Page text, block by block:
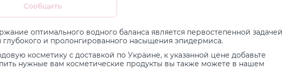
Сообщить
оптимального водного баланса является первостепенной задачей
глубокого и пролонгированного насыщения эпидермиса.
косметику с доставкой по Украине, к указанной цене добавьте
нужные вам косметические продукты вы также можете в нашем